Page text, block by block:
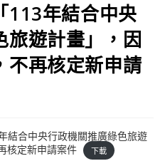
113年結合中央
旅遊計畫」，因
不再核定新申請
結合中央行政機關推廣綠色旅遊
核定新申請案件
下載